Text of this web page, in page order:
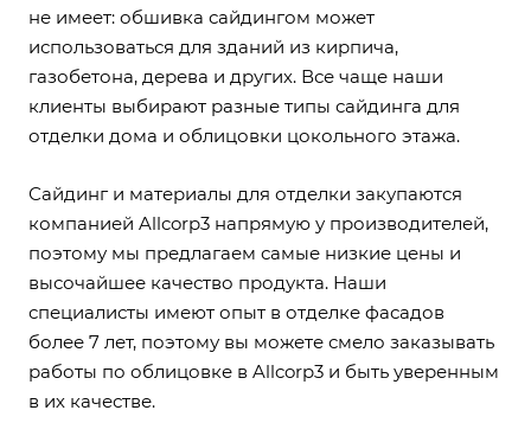
не имеет: обшивка сайдингом может
использоваться для зданий из кирпича,
газобетона, дерева и других. Все чаще наши
клиенты выбирают разные типы сайдинга для
отделки дома и облицовки цокольного этажа.
Сайдинг и материалы для отделки закупаются
компанией Allcorp3 напрямую у производителей,
поэтому мы предлагаем самые низкие цены и
высочайшее качество продукта. Наши
специалисты имеют опыт в отделке фасадов
более 7 лет, поэтому вы можете смело заказывать
работы по облицовке в Allcorp3 и быть уверенным
в их качестве.